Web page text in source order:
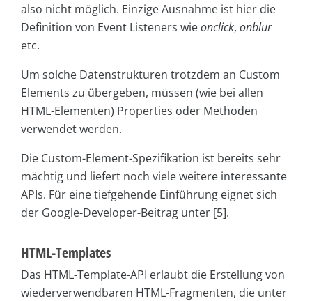
also nicht möglich. Einzige Ausnahme ist hier die
Definition von Event Listeners wieonclick, onblur
etc.
Um solche Datenstrukturen trotzdem an Custom
Elements zu übergeben, müssen (wie bei allen
HTML-Elementen) Properties oder Methoden
verwendet werden.
Die Custom-Element-Spezifikation ist bereits sehr
mächtig und liefert noch viele weitere interessante
APIs. Für eine tiefgehende Einführung eignet sich
der Google-Developer-Beitrag unter [5].
HTML-Templates
Das HTML-Template-API erlaubt die Erstellung von
wiederverwendbaren HTML-Fragmenten, die unter